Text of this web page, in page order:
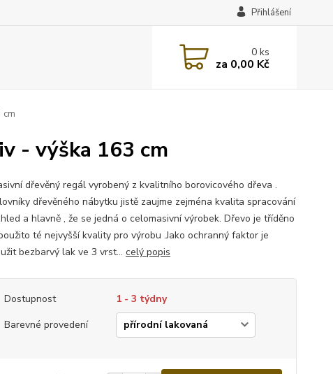
Přihlášení
0ks
za 0,00 Kč
cm
- výška 163 cm
dřevěný regál vyrobený z kvalitního borovicového dřeva .
dřevěného nábytku jistě zaujme zejména kvalita spracování
a hlavně , že se jedná o celomasivní výrobek. Dřevo je tříděno
té nejvyšší kvality pro výrobu .Jako ochranný faktor je
bezbarvý lak ve 3 vrst... celý popis
Dostupnost
1 - 3 týdny
Barevné provedení